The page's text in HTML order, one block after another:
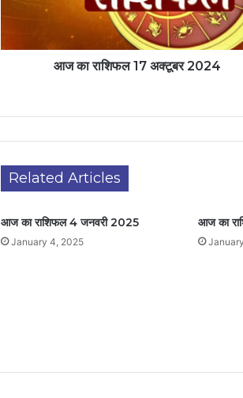
आज का राशिफल 17 अक्टूबर 2024
Related Articles
आज का राशिफल 4 जनवरी 2025
January 4, 2025
आज का